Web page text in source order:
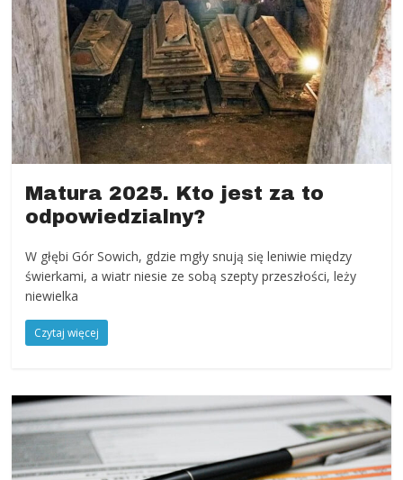
Matura 2025. Kto jest za to
odpowiedzialny?
W głębi Gór Sowich, gdzie mgły snują się leniwie między
świerkami, a wiatr niesie ze sobą szepty przeszłości, leży
niewielka
Czytaj więcej